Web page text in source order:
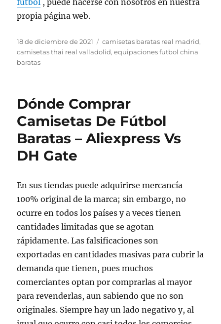
futbol , puede hacerse con nosotros en nuestra
propia página web.
Publicado
el
18 de diciembre de 2021 Etiquetas
camisetas baratas real madrid,
camisetas thai real valladolid,equipaciones futbol china
baratas
Dónde Comprar
Camisetas De Fútbol
Baratas – Aliexpress Vs
DH Gate
En sus tiendas puede adquirirse mercancía
100% original de la marca; sin embargo, no
ocurre en todos los países y a veces tienen
cantidades limitadas que se agotan
rápidamente. Las falsificaciones son
exportadas en cantidades masivas para cubrir la
demanda que tienen, pues muchos
comerciantes optan por comprarlas al mayor
para revenderlas, aun sabiendo que no son
originales. Siempre hay un lado negativo y, al